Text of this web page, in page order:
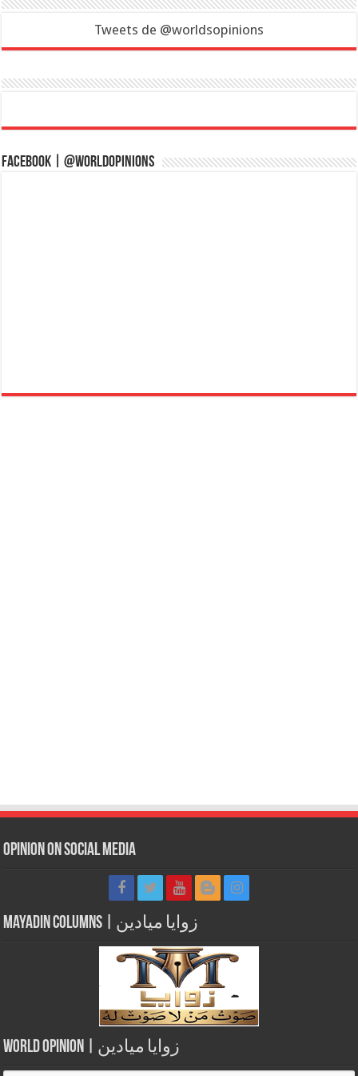
Tweets de @worldsopinions
Facebook | @WorldOpinions
Opinion on Social Media
Mayadin Columns | زوايا ميادين
World Opinion | زوايا ميادين